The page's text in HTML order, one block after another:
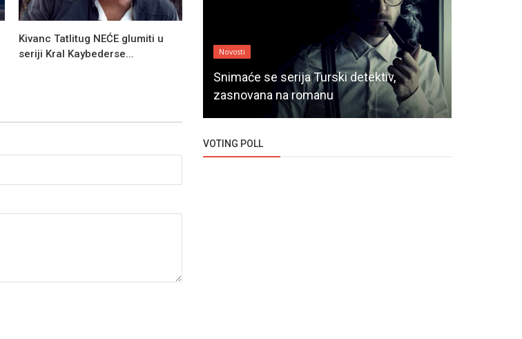
Kivanc Tatlitug NEĆE glumiti u
seriji Kral Kaybederse...
Novosti
Snimaće se serija Turski detektiv,
zasnovana na romanu
VOTING POLL